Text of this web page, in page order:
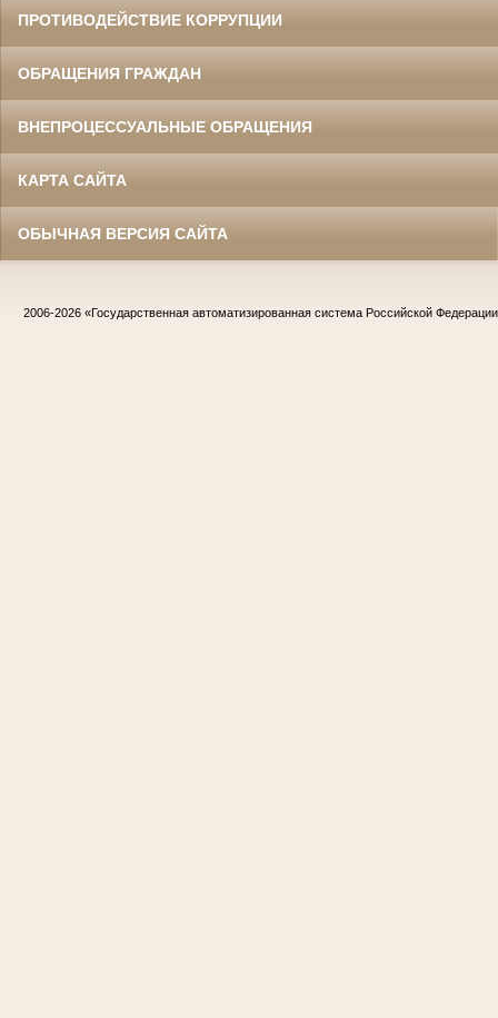
ПРОТИВОДЕЙСТВИЕ КОРРУПЦИИ
ОБРАЩЕНИЯ ГРАЖДАН
ВНЕПРОЦЕССУАЛЬНЫЕ ОБРАЩЕНИЯ
КАРТА САЙТА
ОБЫЧНАЯ ВЕРСИЯ САЙТА
2006-2026 «Государственная автоматизированная система Российской